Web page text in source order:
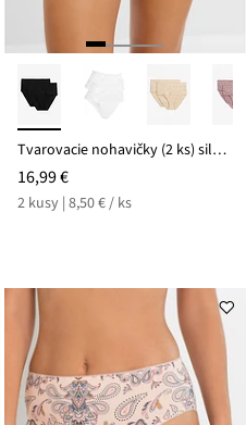
Tvarovacie nohavičky (2 ks) silný tvarujúci efekt
16,99 €
2 kusy | 8,50 € / ks